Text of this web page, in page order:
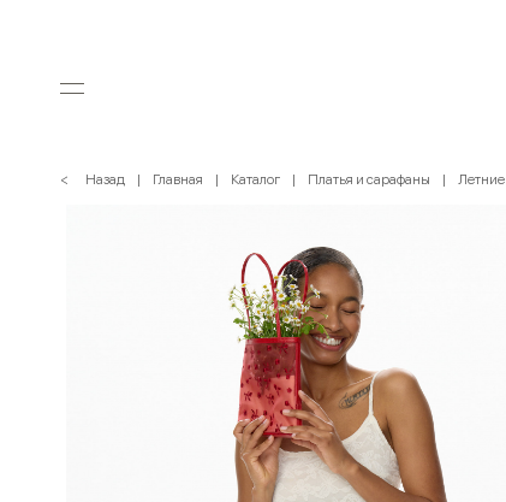
< Назад Главная Каталог Платья и сарафаны Летние